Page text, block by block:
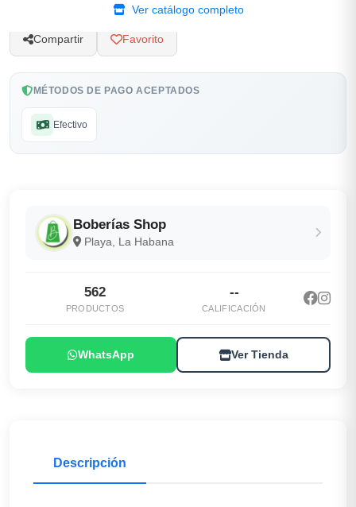
Ver catálogo completo
Compartir Favorito
MÉTODOS DE PAGO ACEPTADOS
Efectivo
Boberías Shop
Playa, La Habana
562
PRODUCTOS
--
CALIFICACIÓN
WhatsApp Ver Tienda
Descripción